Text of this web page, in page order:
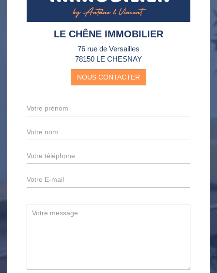
LE CHÊNE IMMOBILIER
76 rue de Versailles
78150 LE CHESNAY
NOUS CONTACTER